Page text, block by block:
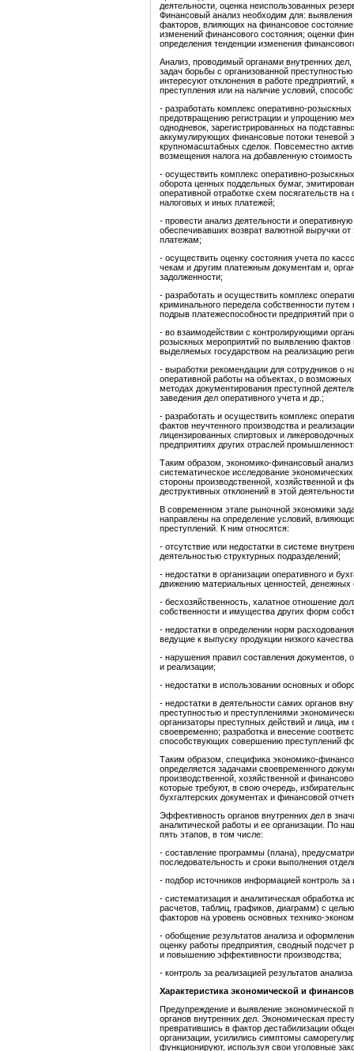
деятельности, оценка неиспользованных
Финансовый анализ необходим для:
факторов, влияющих на финансовое
изменений финансового состояния; оценки
определения тенденции изменения
Анализ, проводимый органами внутренних
задач борьбы с организованной
интересуют отклонения в работе
преступления или на наличие условий,
- разработать комплекс оперативно-
предотвращению регистрации и упрощению
однодневок, зарегистрированных на
аккумулирующих финансовые потоки
крупномасштабных сделок. Повсеместно
возмещения налога на добавленную стоимость
- осуществить комплекс оперативно-
оборота ценных поддельных бумаг,
оперативной отработке схем посягательств
налоговых и иных платежей;
- провести анализ деятельности и
обеспечивавших возврат валютной выручки
платежам;
- осуществить оценку состояния учета по
чекам и другим платежным документам и,
задолженности;
- разработать и осуществить комплекс
криминального передела собственности
подрыв платежеспособности предприятий при
- во взаимодействии с контролирующими
розыскных мероприятий по выявлению
выделяемых государством на реализацию
- выработки рекомендации для сотрудников о
оперативной работы на объектах, о
методах документирования преступной
заведения дел оперативного учета и др.;
- разработать и осуществить комплекс
фактов неучтенного производства и
лицензированных спиртовых и
предприятиях других отраслей
Таким образом, экономико-финансовый
систематическое исследование
стороны производственной, хозяйственной и
деструктивных отклонений в этой
В современном этапе рыночной экономики
направлены на определение условий,
преступлений. К ним относятся:
- отсутствие или недостатки в системе
деятельностью структурных подразделений;
- недостатки в организации оперативного и
движению материальных ценностей, денежных
- бесхозяйственность, халатное отношение
собственности и имущества других форм
- недостатки в определении норм
ведущие к выпуску продукции низкого
- нарушения правил составления документов,
и реализации;
- недостатки в использовании основных и
- недостатки в деятельности самих органов
преступностью и преступлениями
организаторы преступных действий и лица,
своевременно; разработка и внесение
способствующих совершению преступлений
Таким образом, специфика экономико-
определяется задачами своевременного
производственной, хозяйственной и
которые требуют, в свою очередь,
бухгалтерских документах и финансовой
Эффективность органов внутренних дел в
аналитической работы и ее организации. По
пять этапов, в том числе:
- составление программы (плана),
последовательность и сроки выполнения
- подбор источников информацией контроль за
- систематизация и аналитическая обработка
расчетов, таблиц, графиков, диаграмм) с
факторов на уровень основных технико-
- обобщение результатов анализа и
оценку работы предприятия, сводный подсчет
и повышению эффективности производства;
- контроль за реализацией результатов
Характеристика экономической и
Предупреждение и выявление экономической
органов внутренних дел. Экономическая
превратившись в фактор дестабилизации
организации, усилились симптомы
функционируют, используя свои уголовные